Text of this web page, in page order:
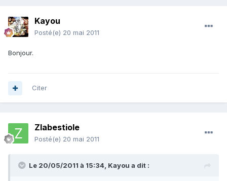
Kayou
Posté(e) 20 mai 2011
Bonjour.
Citer
Zlabestiole
Posté(e) 20 mai 2011
Le 20/05/2011 à 15:34, Kayou a dit :